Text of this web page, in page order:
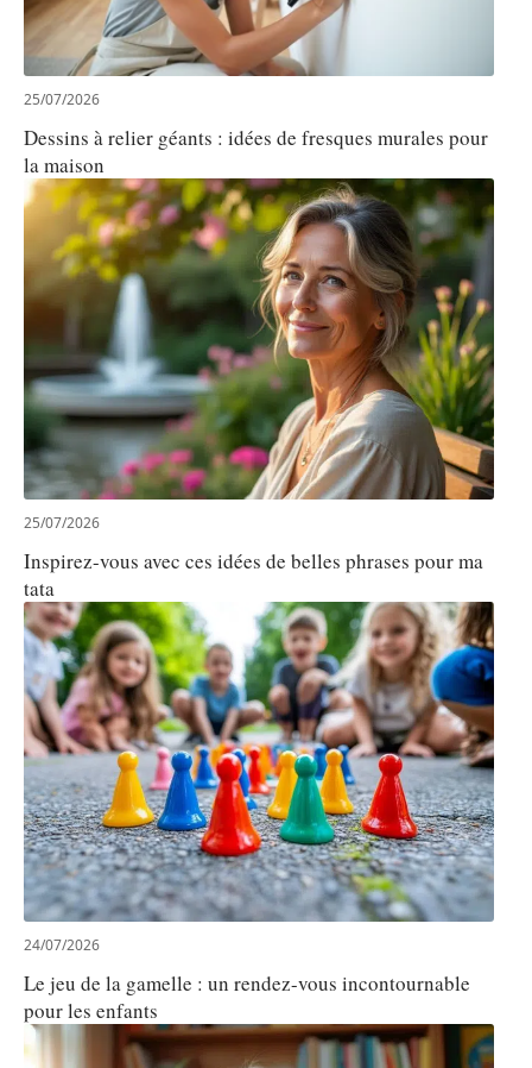
25/07/2026
Dessins à relier géants : idées de fresques murales pour
la maison
25/07/2026
Inspirez-vous avec ces idées de belles phrases pour ma
tata
24/07/2026
Le jeu de la gamelle : un rendez-vous incontournable
pour les enfants